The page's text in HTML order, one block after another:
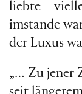
liebte –
imstande
der Luxus
„… Zu jener